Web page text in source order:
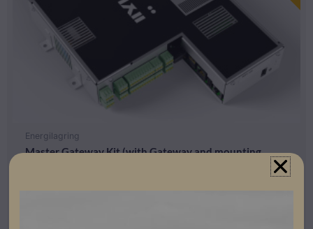
Energilagring
Master Gateway Kit (with Gateway and mounting